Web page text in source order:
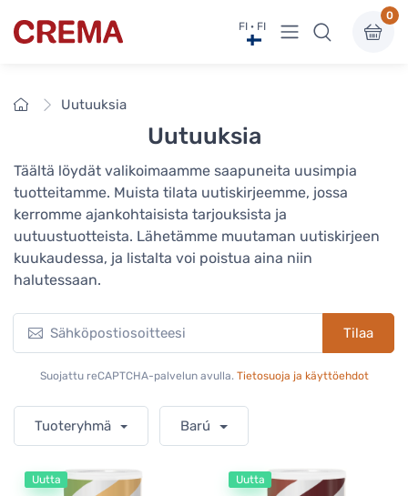
Crema FI · FI Näytä valikko
0
EtusivuUutuuksia
Uutuuksia
Täältä löydät valikoimaamme saapuneita uusimpia
tuotteitamme. Muista tilata uutiskirjeemme, jossa
kerromme ajankohtaisista tarjouksista ja
uutuustuotteista. Lähetämme muutaman uutiskirjeen
kuukaudessa, ja listalta voi poistua aina niin
halutessaan.
Tilaa
Suojattu reCAPTCHA-palvelun avulla. Tietosuoja ja käyttöehdot
Tuoteryhmä Barú
Uutta Uutta